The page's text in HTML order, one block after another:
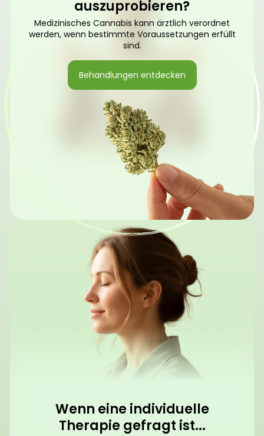
auszuprobieren?
Medizinisches Cannabis kann ärztlich verordnet
werden, wenn bestimmte Voraussetzungen erfüllt
sind.
Behandlungen entdecken
Wenn eine individuelle
Therapie gefragt ist...